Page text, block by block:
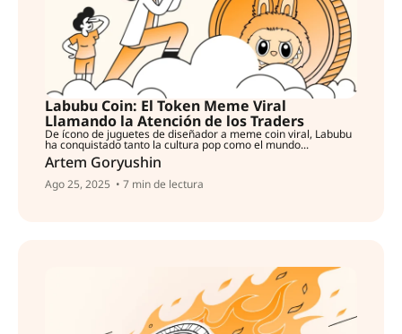
Labubu Coin: El Token Meme Viral
Llamando la Atención de los Traders
De ícono de juguetes de diseñador a meme coin viral, Labubu
ha conquistado tanto la cultura pop como el mundo...
Artem Goryushin
Ago 25, 2025 • 7 min de lectura